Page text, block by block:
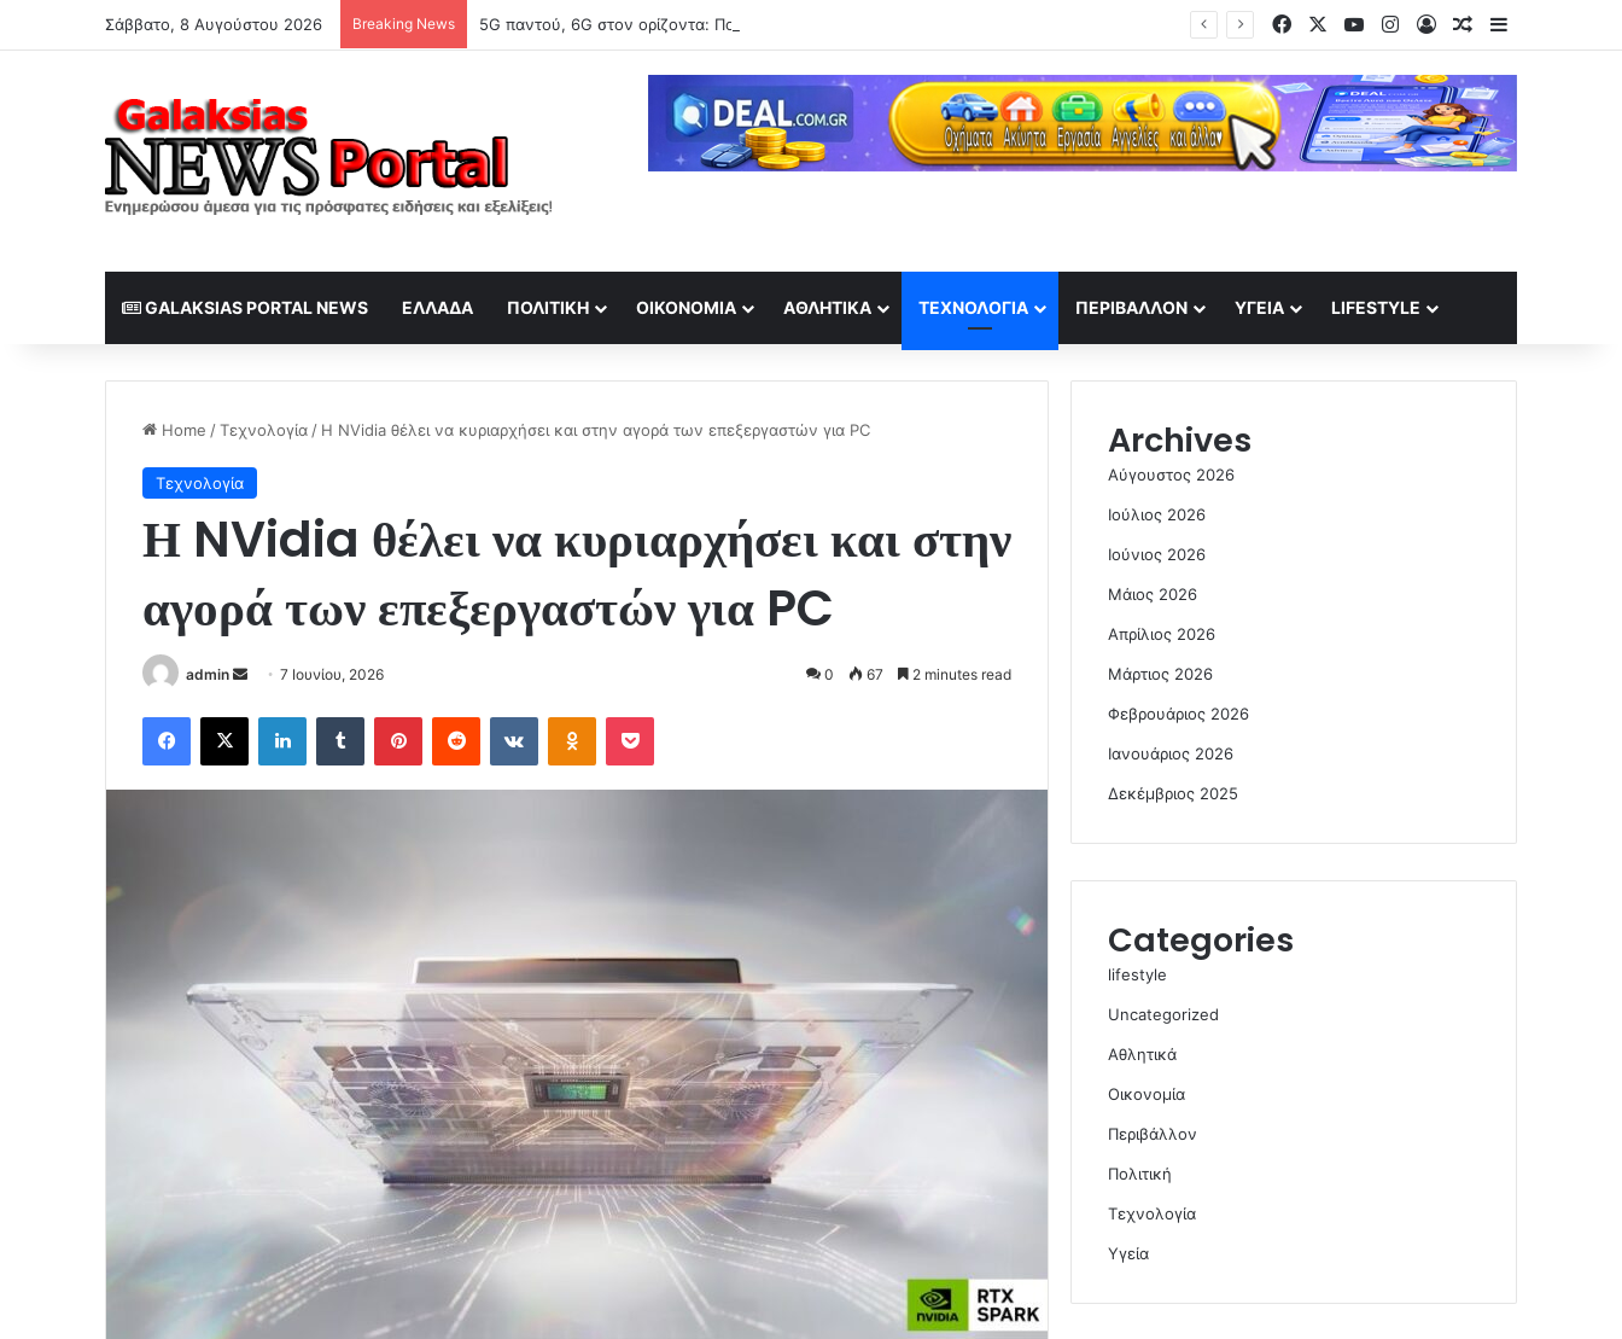
Σάββατο, 8 Αυγούστου 2026 Breaking News 5G παντού, 6G στον ορίζοντα: Πού βρίσκεται η Ελλάδα στη μεγάλη τεχνολογική μετάβαση FacebookYouTubeInstagram
Log InRandom Article
Sidebar
GALAKSIAS PORTAL NEWS ΕΛΛΆΔΑ ΠΟΛΙΤΙΚΉ ΟΙΚΟΝΟΜΊΑ ΑΘΛΗΤΙΚΆ ΤΕΧΝΟΛΟΓΊΑ ΠΕΡΙΒΆΛΛΟΝ ΥΓΕΊΑ LIFESTYLE
Home /Τεχνολογία / Η NVidia θέλει να κυριαρχήσει και στην αγορά των επεξεργαστών για PC
Τεχνολογία
Η NVidia θέλει να κυριαρχήσει και στην
αγορά των επεξεργαστών για PC
admin
Send
email
7 Ιουνίου, 2026 0 67 2 minutes read
Facebook
X LinkedInTumblr PinterestReddit VKontakteOdnoklassniki
Pocket
Archives
Αύγουστος 2026
Ιούλιος 2026
Ιούνιος 2026
Μάιος 2026
Απρίλιος 2026
Μάρτιος 2026
Φεβρουάριος 2026
Ιανουάριος 2026
Δεκέμβριος 2025
Categories
lifestyle
Uncategorized
Αθλητικά
Οικονομία
Περιβάλλον
Πολιτική
Τεχνολογία
Υγεία